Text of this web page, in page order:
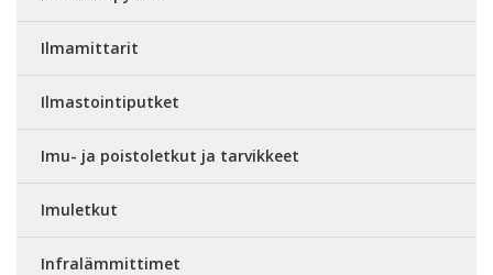
Ilmamittarit
Ilmastointiputket
Imu- ja poistoletkut ja tarvikkeet
Imuletkut
Infralämmittimet